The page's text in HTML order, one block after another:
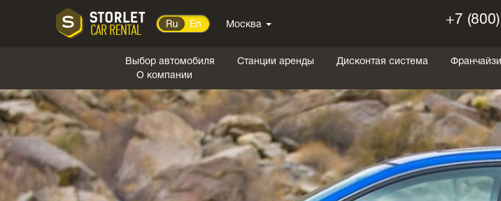
Москва +7
Выбор автомобиля Станции аренды Дисконтая система
О компании